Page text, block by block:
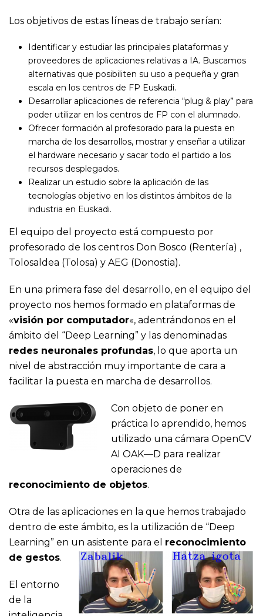
Los objetivos de estas líneas de trabajo serían:
Identificar y estudiar las principales plataformas y
proveedores de aplicaciones relativas a IA. Buscamos
alternativas que posibiliten su uso a pequeña y gran
escala en los centros de FP Euskadi.
Desarrollar aplicaciones de referencia “plug & play” para
poder utilizar en los centros de FP con el alumnado.
Ofrecer formación al profesorado para la puesta en
marcha de los desarrollos, mostrar y enseñar a utilizar
el hardware necesario y sacar todo el partido a los
recursos desplegados.
Realizar un estudio sobre la aplicación de las
tecnologías objetivo en los distintos ámbitos de la
industria en Euskadi.
El equipo del proyecto está compuesto por
profesorado de los centros Don Bosco (Rentería) ,
Tolosaldea (Tolosa) y AEG (Donostia).
En una primera fase del desarrollo, en el equipo del
proyecto nos hemos formado en plataformas de
«visión por computador«, adentrándonos en el
ámbito del “Deep Learning” y las denominadas
redes neuronales profundas, lo que aporta un
nivel de abstracción muy importante de cara a
facilitar la puesta en marcha de desarrollos.
Con objeto de poner en
práctica lo aprendido, hemos
utilizado una cámara OpenCV
AI OAK—D para realizar
operaciones de
reconocimiento de objetos.
Otra de las aplicaciones en la que hemos trabajado
dentro de este ámbito, es la utilización de “Deep
Learning” en un asistente para el reconocimiento
de gestos.
El entorno
de la